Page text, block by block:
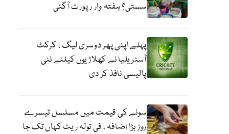
سستی؟ ہفتہ وار رپورٹ آگئی
پہلے اپنی پھر دوسری لیگ ، کرکٹ
آسٹریلیا نے کھلاڑیوں کیلئے نئی
پالیسی نافذ کر دی
سونے کی قیمت میں مسلسل تیسرے
روز بڑا اضافہ ، فی تولہ ریٹ کہاں تک جا